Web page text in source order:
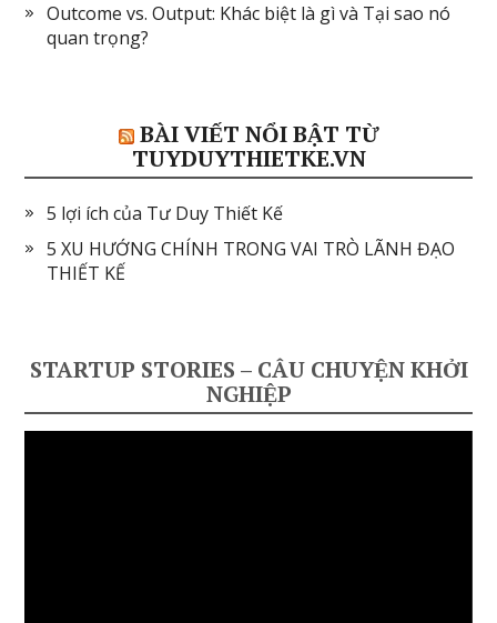
Outcome vs. Output: Khác biệt là gì và Tại sao nó
quan trọng?
BÀI VIẾT NỔI BẬT TỪ
TUYDUYTHIETKE.VN
5 lợi ích của Tư Duy Thiết Kế
5 XU HƯỚNG CHÍNH TRONG VAI TRÒ LÃNH ĐẠO
THIẾT KẾ
STARTUP STORIES – CÂU CHUYỆN KHỞI
NGHIỆP